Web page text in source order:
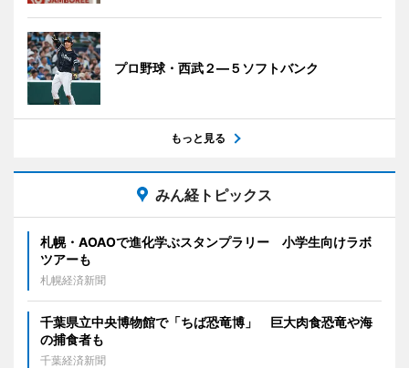
プロ野球・西武２―５ソフトバンク
もっと見る
みん経トピックス
札幌・AOAOで進化学ぶスタンプラリー 小学生向けラボ
ツアーも
札幌経済新聞
千葉県立中央博物館で「ちば恐竜博」 巨大肉食恐竜や海
の捕食者も
千葉経済新聞